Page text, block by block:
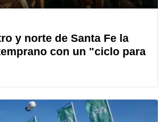
y norte de Santa Fe la
con un "ciclo para